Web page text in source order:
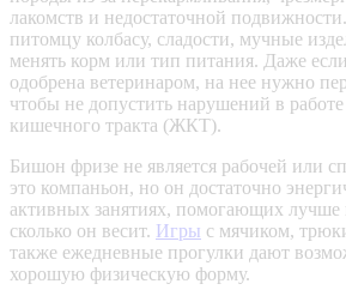
лакомств и недостаточной
питомцу колбасу, сладости, мучные
менять корм или тип питания. Даже
одобрена ветеринаром, на нее нужно
чтобы не допустить нарушений в
кишечного тракта (ЖКТ).
Бишон фризе не является рабочей или
это компаньон, но он достаточно
активных занятиях, помогающих лучше
сколько он весит. Игры с мячиком,
также ежедневные прогулки дают
хорошую физическую форму.